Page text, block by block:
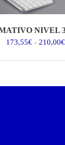
NIVEL
173,55€ - 210,00€